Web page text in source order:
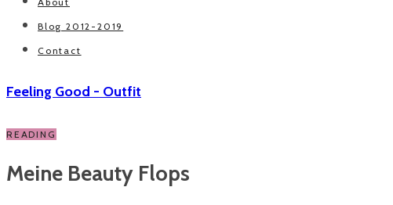
Blog 2012-2019
Contact
Feeling Good - Outfit
READING
Meine Beauty Flops